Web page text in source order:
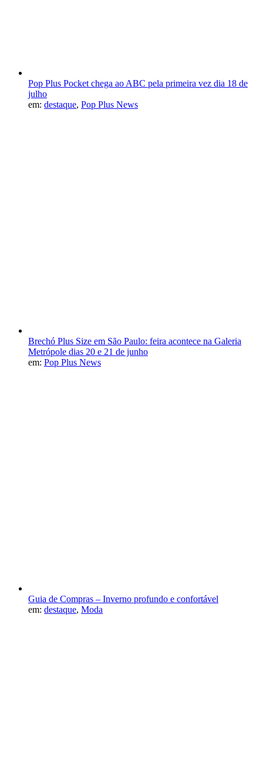
Pop Plus Pocket chega ao ABC pela primeira vez dia 18 de
julho
em: destaque, Pop Plus News
Brechó Plus Size em São Paulo: feira acontece na Galeria
Metrópole dias 20 e 21 de junho
em: Pop Plus News
Guia de Compras – Inverno profundo e confortável
em: destaque, Moda